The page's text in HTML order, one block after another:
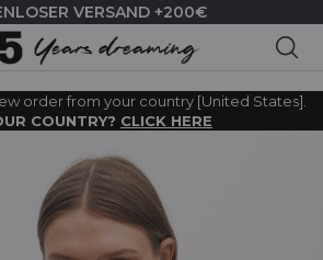
VERSAND +200€
order from your country [United States].
COUNTRY? CLICK HERE